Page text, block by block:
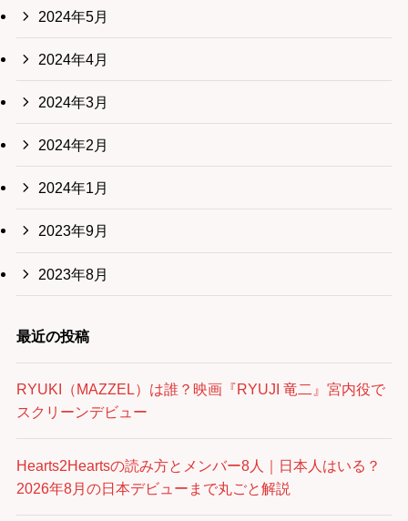
2024年5月
2024年4月
2024年3月
2024年2月
2024年1月
2023年9月
2023年8月
最近の投稿
RYUKI（MAZZEL）は誰？映画『RYUJI 竜二』宮内役で
スクリーンデビュー
Hearts2Heartsの読み方とメンバー8人｜日本人はいる？
2026年8月の日本デビューまで丸ごと解説